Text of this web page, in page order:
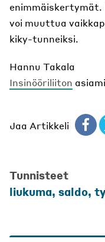
enimmäiskertymät.
voi muuttua
kiky-tunneiksi.
Hannu Takala
Insinööriliiton
Jaa Artikkeli
Tunnisteet
liukuma, saldo,